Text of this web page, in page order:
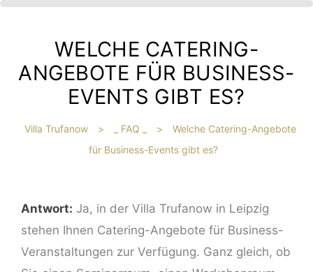
WELCHE CATERING-
ANGEBOTE FÜR BUSINESS-
EVENTS GIBT ES?
Villa Trufanow > _ FAQ _ >
Welche Catering-Angebote
für Business-Events gibt es?
Antwort: Ja, in der Villa Trufanow in Leipzig
stehen Ihnen Catering-Angebote für Business-
Veranstaltungen zur Verfügung. Ganz gleich, ob